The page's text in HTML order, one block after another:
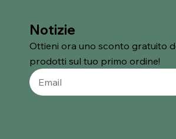
Notizie
Ottieni ora uno sconto gratuito
prodotti sul tuo primo ordine!